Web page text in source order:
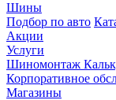
Шины
Подбор по авто
Акции
Услуги
Шиномонтаж
Корпоративное
Магазины